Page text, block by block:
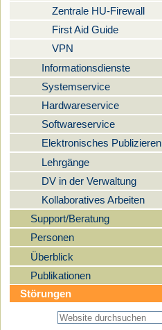
Zentrale HU-Firewall
First Aid Guide
VPN
Informationsdienste
Systemservice
Hardwareservice
Softwareservice
Elektronisches Publizieren
Lehrgänge
DV in der Verwaltung
Kollaboratives Arbeiten
Support/Beratung
Personen
Überblick
Publikationen
Störungen